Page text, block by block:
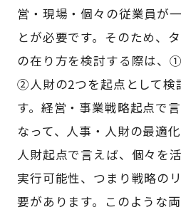
営・現場・個々の従業員が
とが必要です。そのため、
の在り方を検討する際は、①
②人財の2つを起点として検
す。経営・事業戦略起点で
なって、人事・人財の最適
人財起点で言えば、個々を
実行可能性、つまり戦略の
要があります。このような